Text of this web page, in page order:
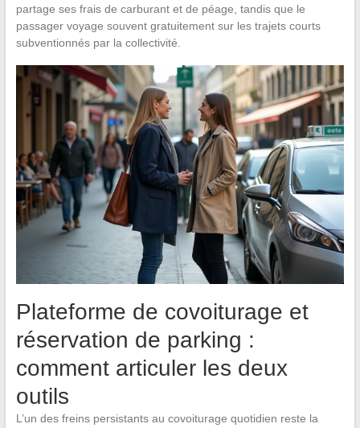
partage ses frais de carburant et de péage, tandis que le
passager voyage souvent gratuitement sur les trajets courts
subventionnés par la collectivité.
Plateforme de covoiturage et
réservation de parking :
comment articuler les deux
outils
L’un des freins persistants au covoiturage quotidien reste la